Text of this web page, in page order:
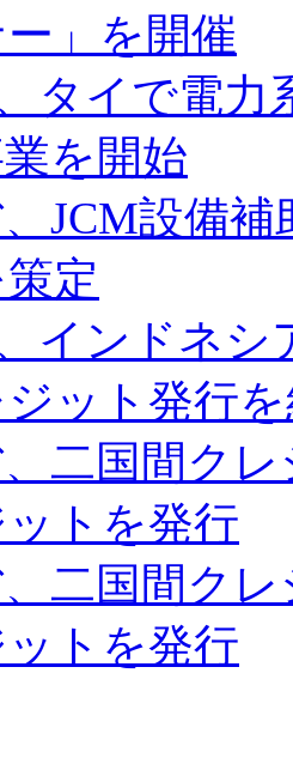
」を開催
タイで電力
を開始
JCM設備
定
インドネ
ット発行
二国間ク
トを発行
二国間ク
トを発行